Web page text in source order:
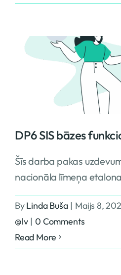
un
DP6 SIS bāzes
Šīs darba pakas
nacionāla līmeņa
ByLinda Buša | Maijs 8,
@lv | 0 Comments
Read More